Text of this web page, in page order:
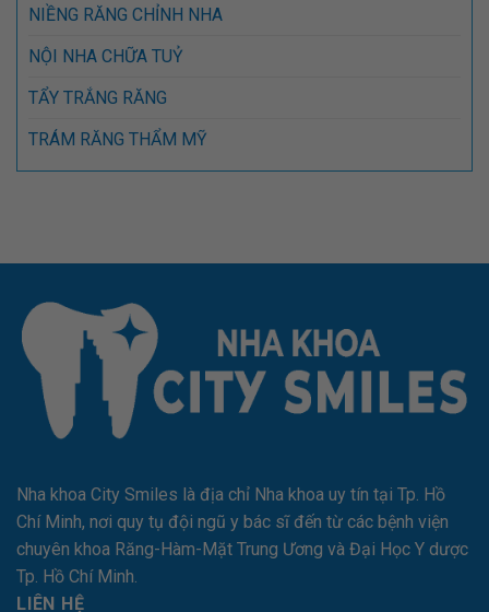
NIỀNG RĂNG CHỈNH NHA
NỘI NHA CHỮA TUỶ
TẨY TRẮNG RĂNG
TRÁM RĂNG THẨM MỸ
Nha khoa City Smiles là địa chỉ Nha khoa uy tín tại Tp. Hồ
Chí Minh, nơi quy tụ đội ngũ y bác sĩ đến từ các bệnh viện
chuyên khoa Răng-Hàm-Mặt Trung Ương và Đại Học Y dược
Tp. Hồ Chí Minh.
LIÊN HỆ